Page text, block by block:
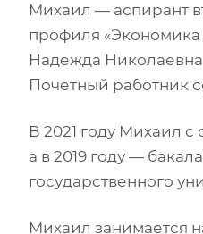
Михаил — аспирант
профиля
Надежда Николаевна
Почетный работник
В 2021 году Михаил
а в 2019 году —
государственного
Михаил занимается